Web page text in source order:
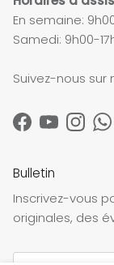
En semaine:
Samedi:
Suivez-nous sur
Facebook
YouTube
Bulletin
Inscrivez-vous
originales, des